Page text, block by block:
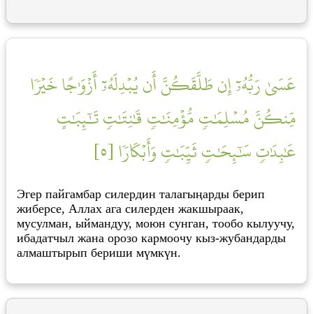
عَسَىٰ رَبُّهُۥٓ إِن طَلَّقَكُنَّ أَن يُبۡدِلَهُۥٓ أَزۡوَٰجًا خَيۡرٗا
مِّنكُنَّ مُسۡلِمَٰتٖ مُّؤۡمِنَٰتٖ قَٰنِتَٰتٖ تَٰٓئِبَٰتٍ
عَٰبِدَٰتٖ سَٰٓئِحَٰتٖ ثَيِّبَٰتٖ وَأَبۡكَارٗا [٥]
Эгер пайгамбар силердин талагыңарды берип
жиберсе, Аллах ага силерден жакшыраак,
мусулман, ыймандуу, моюн сунган, тообо кылуучу,
ибадатчыл жана орозо кармоочу кыз-жубандарды
алмаштырып бериши мүмкүн.